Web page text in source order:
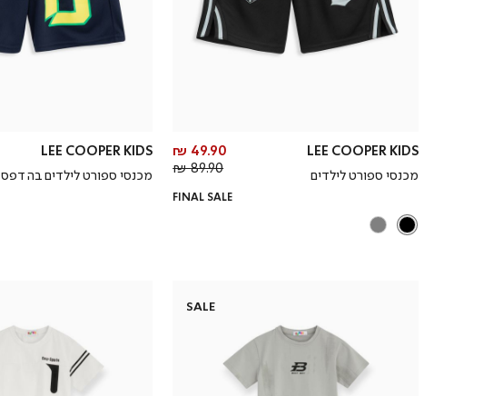
LEE COOPER KIDS
מכנסי ספורט לילדים
מחיר
מוצר
49.90 ₪
מחיר
89.90 ₪
FINAL SALE
LEE COOPER KIDS
מכנסי ספורט לילדים בהדפס
SALE